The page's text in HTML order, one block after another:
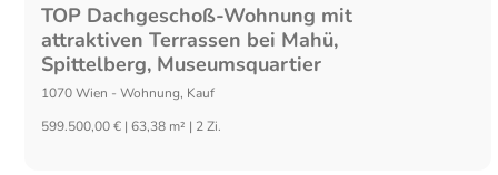
TOP Dachgeschoß-Wohnung mit
attraktiven Terrassen bei Mahü,
Spittelberg, Museumsquartier
1070 Wien -Wohnung, Kauf
599.500,00 € | 63,38 m² | 2 Zi.